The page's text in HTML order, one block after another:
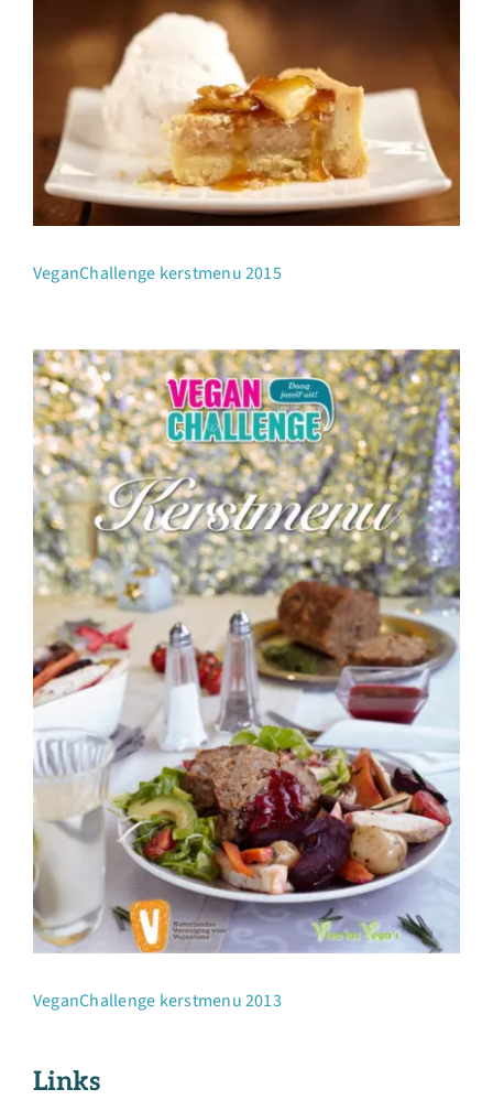
VeganChallenge kerstmenu 2015
VeganChallenge kerstmenu 2013
Links